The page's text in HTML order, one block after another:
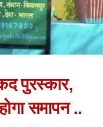
पुरस्कार,
समापन ..